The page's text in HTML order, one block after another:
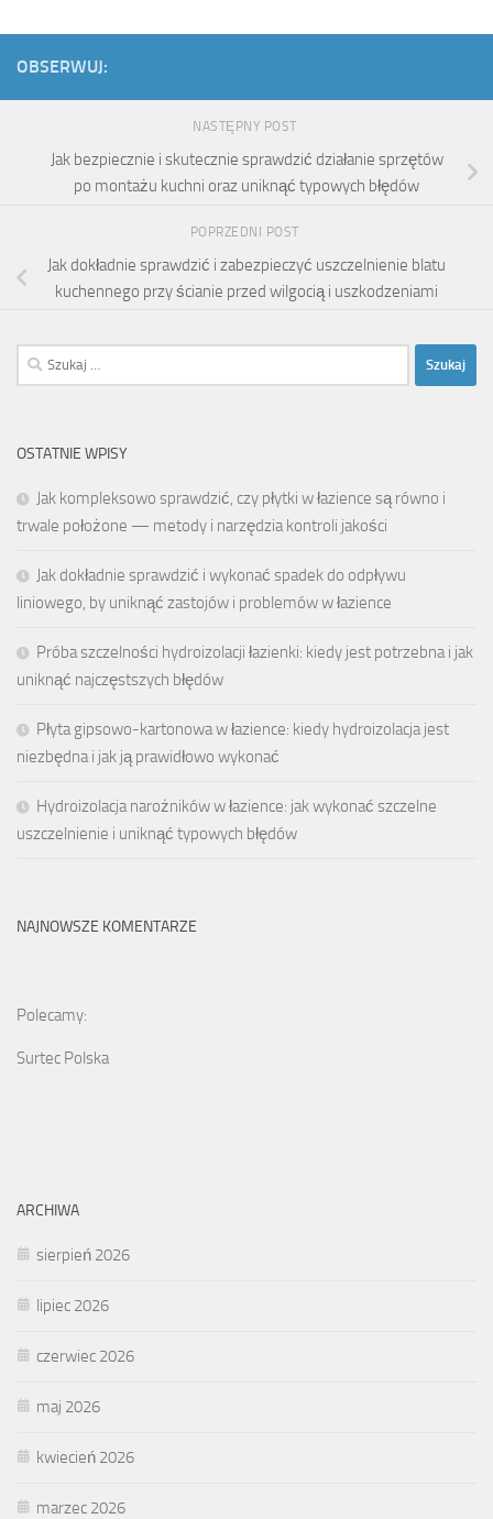
OBSERWUJ:
NASTĘPNY POST
Jak bezpiecznie i skutecznie sprawdzić działanie sprzętów
po montażu kuchni oraz uniknąć typowych błędów
POPRZEDNI POST
Jak dokładnie sprawdzić i zabezpieczyć uszczelnienie blatu
kuchennego przy ścianie przed wilgocią i uszkodzeniami
Szukaj:
OSTATNIE WPISY
Jak kompleksowo sprawdzić, czy płytki w łazience są równo i
trwale położone — metody i narzędzia kontroli jakości
Jak dokładnie sprawdzić i wykonać spadek do odpływu
liniowego, by uniknąć zastojów i problemów w łazience
Próba szczelności hydroizolacji łazienki: kiedy jest potrzebna i jak
uniknąć najczęstszych błędów
Płyta gipsowo-kartonowa w łazience: kiedy hydroizolacja jest
niezbędna i jak ją prawidłowo wykonać
Hydroizolacja narożników w łazience: jak wykonać szczelne
uszczelnienie i uniknąć typowych błędów
NAJNOWSZE KOMENTARZE
Polecamy:
Surtec Polska
ARCHIWA
sierpień 2026
lipiec 2026
czerwiec 2026
maj 2026
kwiecień 2026
marzec 2026